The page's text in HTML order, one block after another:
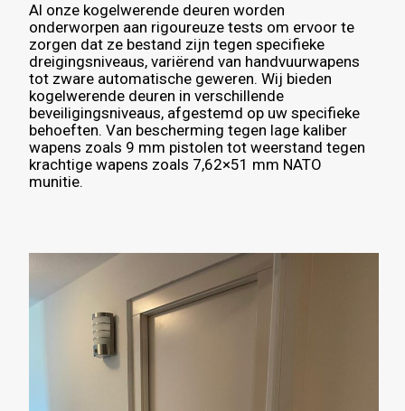
Al onze kogelwerende deuren worden
onderworpen aan rigoureuze tests om ervoor te
zorgen dat ze bestand zijn tegen specifieke
dreigingsniveaus, variërend van handvuurwapens
tot zware automatische geweren. Wij bieden
kogelwerende deuren in verschillende
beveiligingsniveaus, afgestemd op uw specifieke
behoeften. Van bescherming tegen lage kaliber
wapens zoals 9 mm pistolen tot weerstand tegen
krachtige wapens zoals 7,62×51 mm NATO
munitie.